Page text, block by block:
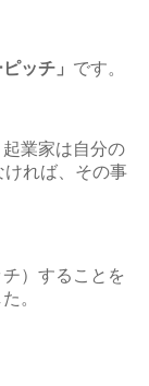
ッチ」 です。
起業家は自分の
ければ、その事
）することを
。